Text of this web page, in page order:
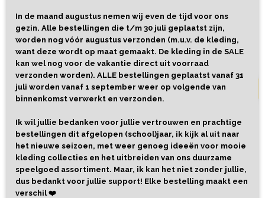
Seagull
Maat 68
In de maand augustus nemen wij even de tijd voor ons
gezin. Alle bestellingen die t/m 30 juli geplaatst zijn,
worden nog vóór augustus verzonden (m.u.v. de kleding,
want deze wordt op maat gemaakt. De kleding in de SALE
kan wel nog voor de vakantie direct uit voorraad
verzonden worden). ALLE bestellingen geplaatst vanaf 31
juli worden vanaf 1 september weer op volgende van
binnenkomst verwerkt en verzonden.
Ik wil jullie bedanken voor jullie vertrouwen en prachtige
bestellingen dit afgelopen (school)jaar, ik kijk al uit naar
het nieuwe seizoen, met weer genoeg ideeën voor mooie
kleding collecties en het uitbreiden van ons duurzame
speelgoed assortiment. Maar, ik kan het niet zonder jullie,
dus bedankt voor jullie support! Elke bestelling maakt een
verschil ❤️